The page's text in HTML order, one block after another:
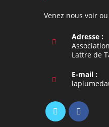
Venez nous voir
Adresse :
Lattre de
E-mail :